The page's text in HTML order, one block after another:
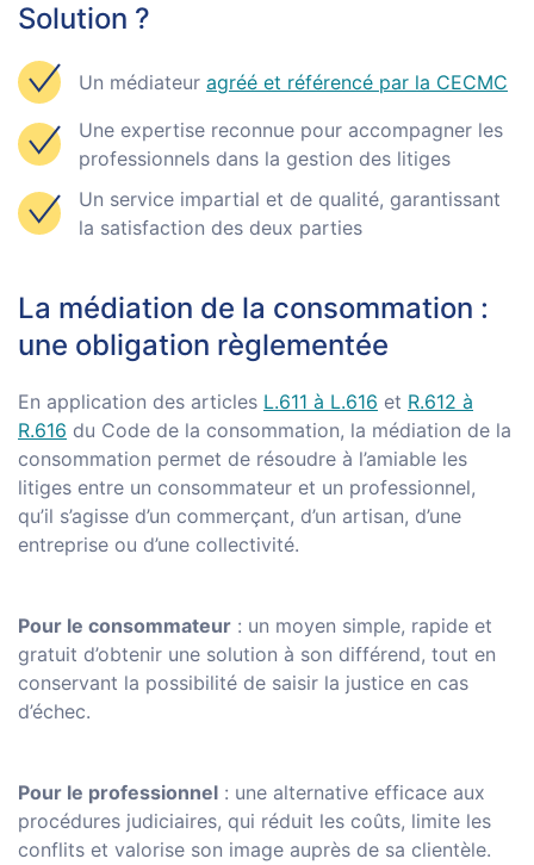
Solution ?
Un médiateur agréé et référencé par la CECMC
Une expertise reconnue pour accompagner les
professionnels dans la gestion des litiges
Un service impartial et de qualité, garantissant
la satisfaction des deux parties
La médiation de la consommation :
une obligation règlementée
En application des articles L.611 à L.616 et R.612 à
R.616 du Code de la consommation, la médiation de la
consommation permet de résoudre à l’amiable les
litiges entre un consommateur et un professionnel,
qu’il s’agisse d’un commerçant, d’un artisan, d’une
entreprise ou d’une collectivité.
Pour le consommateur : un moyen simple, rapide et
gratuit d’obtenir une solution à son différend, tout en
conservant la possibilité de saisir la justice en cas
d’échec.
Pour le professionnel : une alternative efficace aux
procédures judiciaires, qui réduit les coûts, limite les
conflits et valorise son image auprès de sa clientèle.